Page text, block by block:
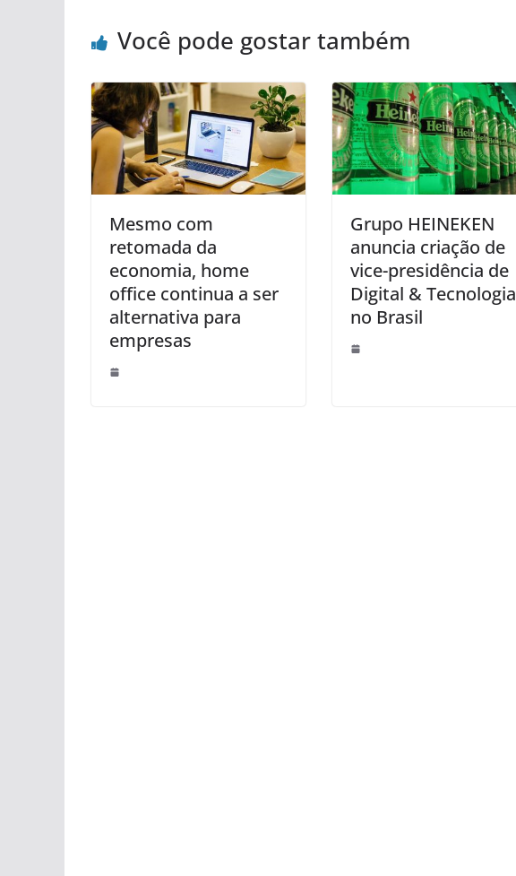
Você pode gostar também
Mesmo com
retomada da
economia, home
office continua a ser
alternativa para
empresas
Grupo HEINEKEN
anuncia criação de
vice-presidência de
Digital & Tecnologia
no Brasil